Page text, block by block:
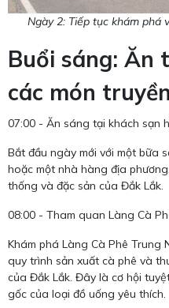
Ngày 2: Tiếp tục khám phá
Buổi sáng: Ăn
các món
07:00 - Ăn sáng tại khách sạn
Bắt đầu ngày mới với một bữa
hoặc một nhà hàng địa
thống và đặc sản của Đắk Lắk.
08:00 - Tham quan Làng Cà
Khám phá Làng Cà Phê Trung
quy trình sản xuất cà phê và
của Đắk Lắk. Đây là cơ hội
gốc của loại đồ uống yêu thích.